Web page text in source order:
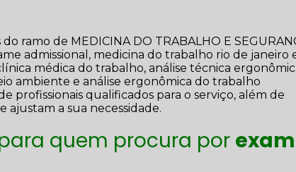
ramo de MEDICINA DO TRABALHO E
admissional, medicina do trabalho rio de janeiro
médica do trabalho, análise técnica
ambiente e análise ergonômica do trabalho
profissionais qualificados para o serviço, além de
a sua necessidade.
quem procura por